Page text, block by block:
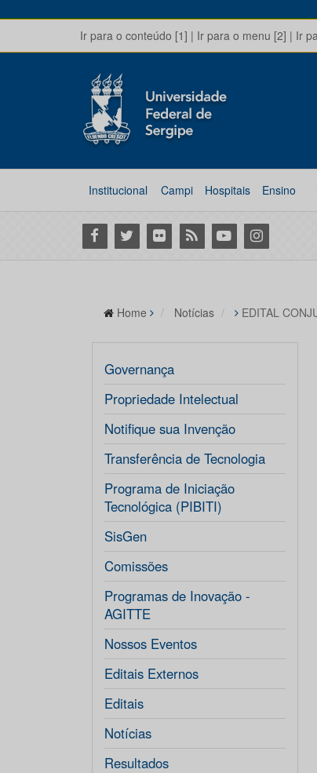
Ir para o conteúdo [1] | Ir para o menu [2] | Ir
Institucional Campi Hospitais Ensino
Facebook
Twitter Flickr RSS YoutubeInstagram
Home Notícias EDITAL
Governança
Propriedade Intelectual
Notifique sua Invenção
Transferência de Tecnologia
Programa de Iniciação
Tecnológica (PIBITI)
SisGen
Comissões
Programas de Inovação -
AGITTE
Nossos Eventos
Editais Externos
Editais
Notícias
Resultados